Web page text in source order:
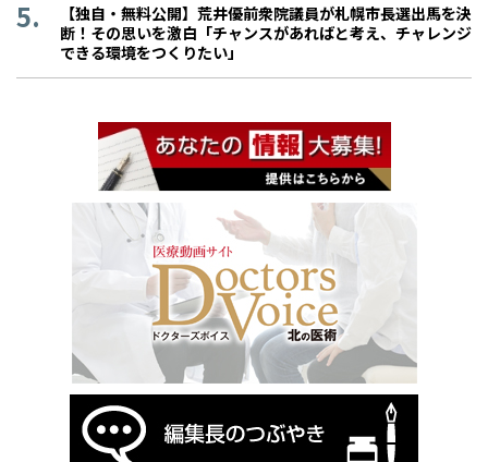
【独自・無料公開】荒井優前衆院議員が札幌市長選出馬を決
断！その思いを激白「チャンスがあればと考え、チャレンジ
できる環境をつくりたい」